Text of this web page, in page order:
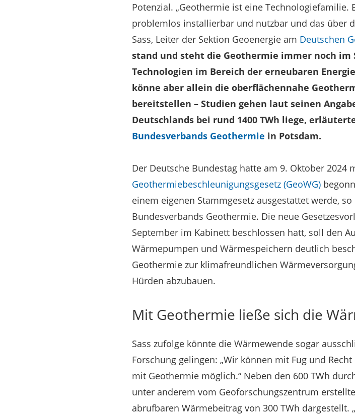
Potenzial. „Geothermie ist eine
problemlos installierbar und nutzbar und das über
Sass, Leiter der Sektion Geoenergie am Deutschen
stand und steht die Geothermie immer noch im
Technologien im Bereich der erneubaren
könne aber allein die oberflächennahe
bereitstellen – Studien gehen laut seinen
Deutschlands bei rund 1400 TWh liege,
Bundesverbands Geothermie in Potsdam.
Der Deutsche Bundestag hatte am 9. Oktober 2024
Geothermiebeschleunigungsgesetz (GeoWG)
einem eigenen Stammgesetz ausgestattet werde,
Bundesverbands Geothermie. Die neue
September im Kabinett beschlossen hatt, soll den
Wärmepumpen und Wärmespeichern deutlich
Geothermie zur klimafreundlichen
Hürden abzubauen.
Mit Geothermie ließe sich die
Sass zufolge könnte die Wärmewende sogar
Forschung gelingen: „Wir können mit Fug und
mit Geothermie möglich.“ Neben den 600 TWh
unter anderem vom Geoforschungszentrum
abrufbaren Wärmebeitrag von 300 TWh